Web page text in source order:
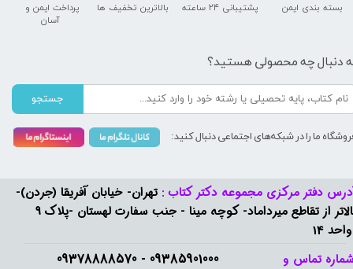
09385901000 - 09378888570​​​​​​​
دفتر مرکزی مجموعه دکتر کتاب : تهران- خیابان آفریقا (جردن)-
بالاتر از تقاطع میرداماد- کوچه مینا - جنب سفارت لهستان -پلاک 9
14
تماس و
پشتیبانی ۲۴ ساعته
پرداخت ایمن و ​​​​​​​
آسان
بسته بندی ایمن بالاترین تخفیف ها
دنبال چه محصولی هستید؟
جستجو
ما را در شبکه‌های اجتماعی دنبال کنید: